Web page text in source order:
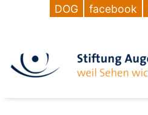
DOG facebook